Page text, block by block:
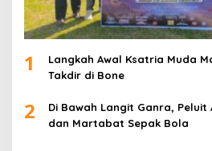
1
Langkah Awal Ksatria Muda
Takdir di Bone
2
Di Bawah Langit Ganra, Peluit
dan Martabat Sepak Bola